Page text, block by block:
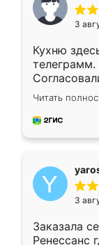
3
Кухню
недели
довольны
мебель за
Читать
3
Заказала
Ренессанс